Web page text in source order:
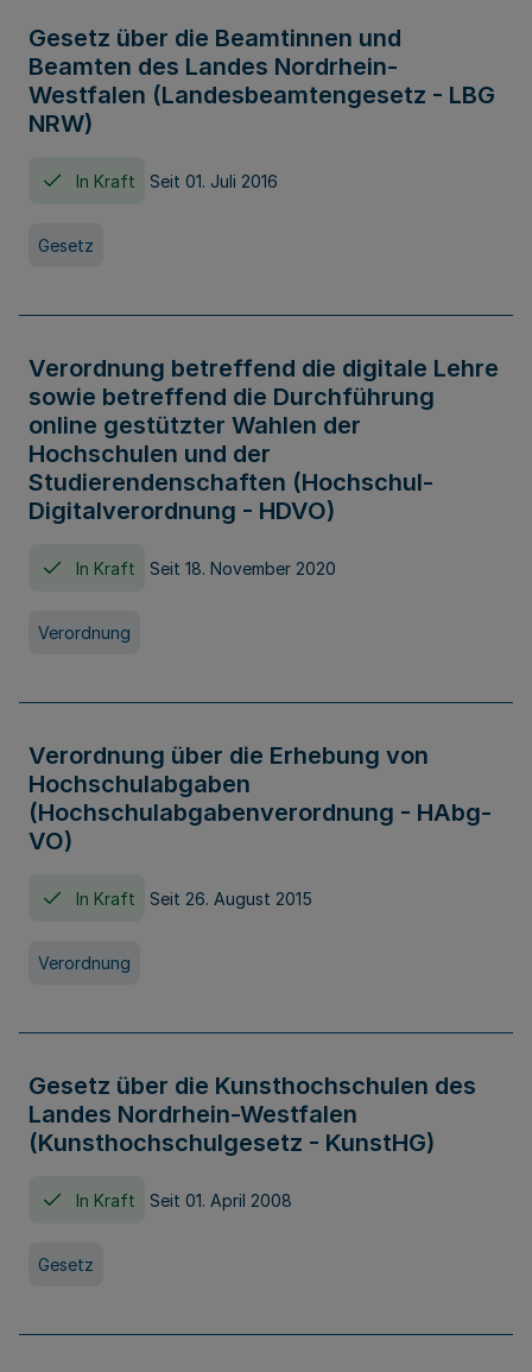
Gesetz über die Beamtinnen und
Beamten des Landes Nordrhein-
Westfalen (Landesbeamtengesetz - LBG
NRW)
In Kraft Seit 01. Juli 2016
Gesetz
Verordnung betreffend die digitale Lehre
sowie betreffend die Durchführung
online gestützter Wahlen der
Hochschulen und der
Studierendenschaften (Hochschul-
Digitalverordnung - HDVO)
In Kraft Seit 18. November 2020
Verordnung
Verordnung über die Erhebung von
Hochschulabgaben
(Hochschulabgabenverordnung - HAbg-
VO)
In Kraft Seit 26. August 2015
Verordnung
Gesetz über die Kunsthochschulen des
Landes Nordrhein-Westfalen
(Kunsthochschulgesetz - KunstHG)
In Kraft Seit 01. April 2008
Gesetz